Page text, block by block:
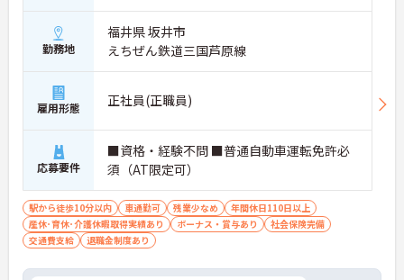
勤務地
福井県 坂井市
えちぜん鉄道三国芦原線
雇用形態 正社員(正職員)
応募要件
■資格・経験不問 ■普通自動車運転免許必
須（AT限定可）
駅から徒歩10分以内 車通勤可 残業少なめ
年間休日110日以上
産休･育休･介護休暇取得実績あり
ボーナス・賞与あり
社会保険完備
交通費支給
退職金制度あり